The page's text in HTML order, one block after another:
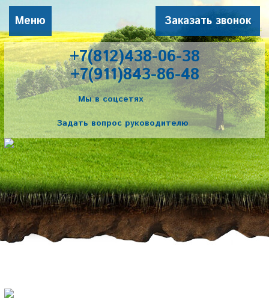
+7(812)438-06-38
+7(911)843-86-48
Заказать звонок
Мы в соцсетях
Задать вопрос руководителю
Меню